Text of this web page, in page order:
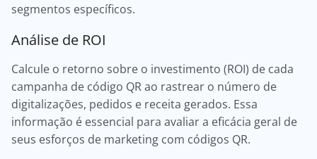
segmentos específicos.
Análise de ROI
Calcule o retorno sobre o investimento (ROI) de cada
campanha de código QR ao rastrear o número de
digitalizações, pedidos e receita gerados. Essa
informação é essencial para avaliar a eficácia geral de
seus esforços de marketing com códigos QR.